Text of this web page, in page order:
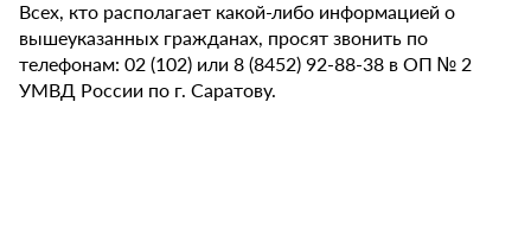
Всех, кто располагает какой-либо информацией о
вышеуказанных гражданах, просят звонить по
телефонам: 02 (102) или 8 (8452) 92-88-38 в ОП № 2
УМВД России по г. Саратову.